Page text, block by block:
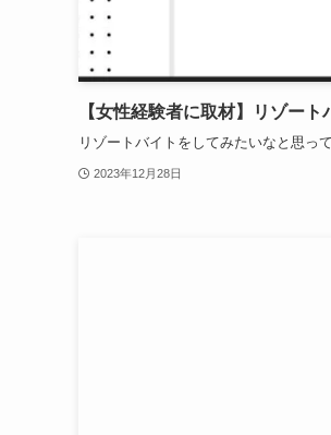
【女性経験者に取材】リゾー
リゾートバイトをしてみたいなと思っ
2023年12月28日